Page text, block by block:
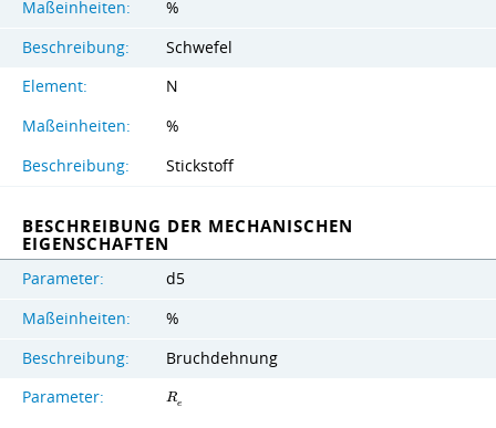
Maßeinheiten:
%
Beschreibung:
Schwefel
Element:
N
Maßeinheiten:
%
Beschreibung:
Stickstoff
BESCHREIBUNG DER MECHANISCHEN
EIGENSCHAFTEN
Parameter:
d5
Maßeinheiten:
%
Beschreibung:
Bruchdehnung
Parameter:
Re